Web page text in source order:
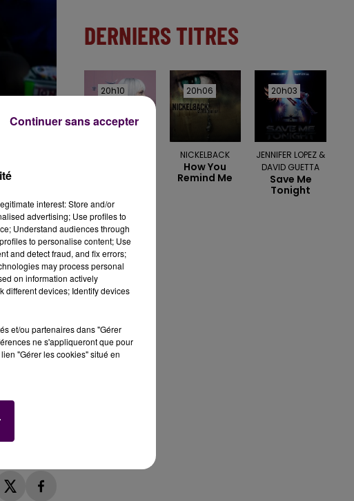
l'édition
de
pas
été
un
DERNIERS TITRES
20h10
20h10 20h06
20h06
NICKELBACK
How You
Remind Me
20h03
20h03
JENNIFER LOPEZ &
DAVID GUETTA
Save Me
Tonight
interest: Store and/or
advertising; Use profiles to
Understand audiences through
to personalise content; Use
and detect fraud, and fix errors;
may process personal
on information actively
different devices; Identify devices
et/ou partenaires dans "Gérer
ne s'appliqueront que pour
"Gérer les cookies" situé en
Continuer sans accepter